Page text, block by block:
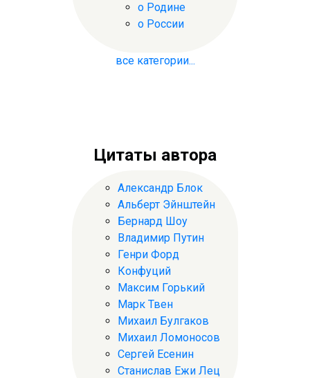
о Родине
о России
все категории...
Цитаты автора
Александр Блок
Альберт Эйнштейн
Бернард Шоу
Владимир Путин
Генри Форд
Конфуций
Максим Горький
Марк Твен
Михаил Булгаков
Михаил Ломоносов
Сергей Есенин
Станислав Ежи Лец